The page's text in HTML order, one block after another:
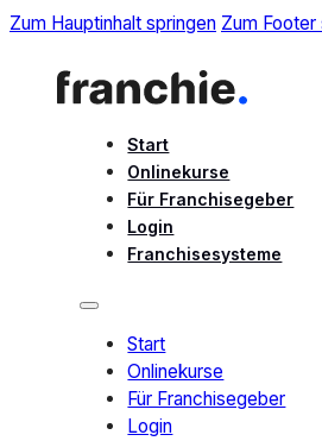
Zum Hauptinhalt springen Zum Footer
Start
Onlinekurse
Für Franchisegeber
Login
Franchisesysteme
Start
Onlinekurse
Für Franchisegeber
Login